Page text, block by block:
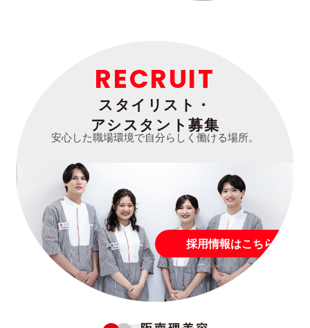
RECRUIT
スタイリスト・
アシスタント募集
安心した職場環境で自分らしく働ける場所。
採用情報はこちら